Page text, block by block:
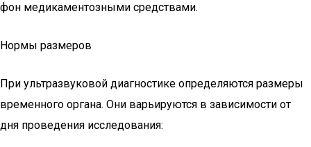
фон медикаментозными средствами.
Нормы размеров
При ультразвуковой диагностике определяются размеры
временного органа. Они варьируются в зависимости от
дня проведения исследования: